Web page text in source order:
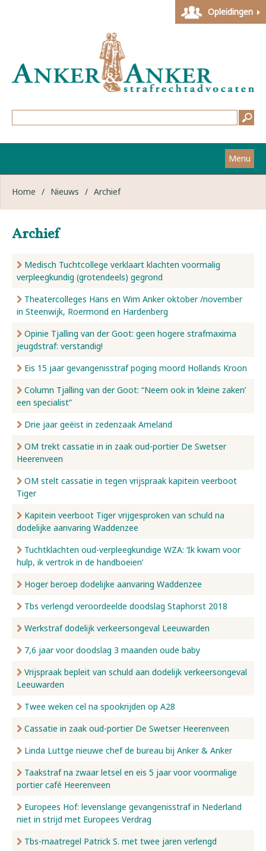
Opleidingen
Menu
Home
Strafzaken
Werkwijze
Nieuws
Over ons
Contact
Home / Nieuws / Archief
Archief
Medisch Tuchtcollege verklaart klachten voormalig
verpleegkundig (grotendeels) gegrond
Theatercolleges Hans en Wim Anker oktober /november
in Steenwijk, Roermond en Hardenberg
Opinie Tjalling van der Goot: geen hogere strafmaxima
jeugdstraf: verstandig!
Eis 15 jaar gevangenisstraf poging moord Hollands Kroon
Column Tjalling van der Goot: “Neem ook in ‘kleine zaken’
een specialist”
Drie jaar geëist in zedenzaak Ameland
OM trekt cassatie in in zaak oud-portier De Swetser
Heerenveen
OM stelt cassatie in tegen vrijspraak kapitein veerboot
Tiger
Kapitein veerboot Tiger vrijgesproken van schuld na
dodelijke aanvaring Waddenzee
Tuchtklachten oud-verpleegkundige WZA: ‘Ik kwam voor
hulp, ik vertrok in de handboeien’
Hoger beroep dodelijke aanvaring Waddenzee
Tbs verlengd veroordeelde doodslag Staphorst 2018
Werkstraf dodelijk verkeersongeval Leeuwarden
7,6 jaar voor doodslag 3 maanden oude baby
Vrijspraak bepleit van schuld aan dodelijk verkeersongeval
Leeuwarden
Twee weken cel na spookrijden op A28
Cassatie in zaak oud-portier De Swetser Heerenveen
Linda Luttge nieuwe chef de bureau bij Anker & Anker
Taakstraf na zwaar letsel en eis 5 jaar voor voormalige
portier café Heerenveen
Europees Hof: levenslange gevangenisstraf in Nederland
niet in strijd met Europees Verdrag
Tbs-maatregel Patrick S. met twee jaren verlengd